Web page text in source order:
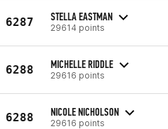
6287 STELLA EASTMAN
29614 points
6288 MICHELLE RIDDLE
29616 points
6288 NICOLE NICHOLSON
29616 points